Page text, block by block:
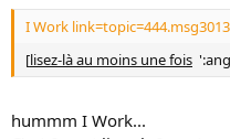
I Work
[lisez-là au moins une fois
hummm I Work...